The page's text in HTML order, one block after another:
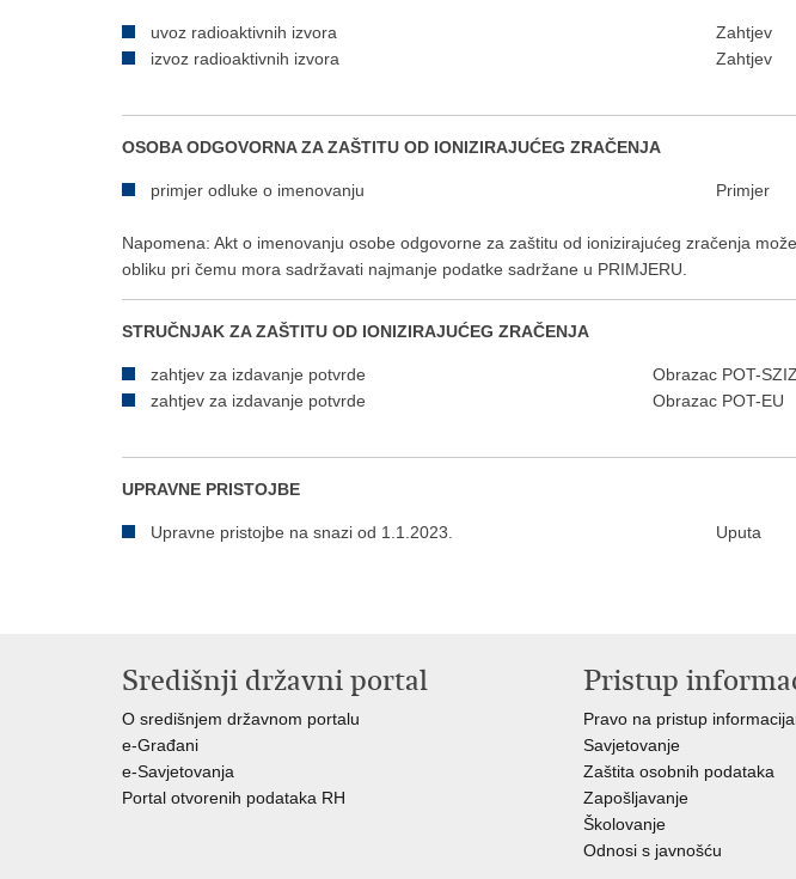
uvoz radioaktivnih izvora Zahtjev
izvoz radioaktivnih izvora
Zahtjev
OSOBA ODGOVORNA ZA ZAŠTITU OD IONIZIRAJUĆEG ZRAČENJA
primjer odluke o imenovanju Primjer
Napomena: Akt o imenovanju osobe odgovorne za zaštitu od ionizirajućeg zračenja
obliku pri čemu mora sadržavati najmanje podatke sadržane u PRIMJERU.
STRUČNJAK ZA ZAŠTITU OD IONIZIRAJUĆEG ZRAČENJA
zahtjev za izdavanje potvrde Obrazac POT-SZIZ
zahtjev za izdavanje potvrde
Obrazac POT-EU
UPRAVNE PRISTOJBE
Upravne pristojbe na snazi od 1.1.2023. Uputa
Središnji državni portal
O središnjem državnom portalu
e-Građani
e-Savjetovanja
Portal otvorenih podataka RH
Pristup
Pravo na pristup
Savjetovanje
Zaštita osobnih podataka
Zapošljavanje
Školovanje
Odnosi s javnošću